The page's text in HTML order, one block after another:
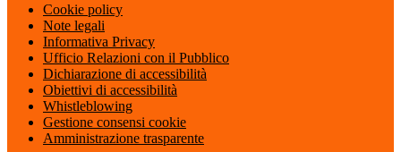
Cookie policy
Note legali
Informativa Privacy
Ufficio Relazioni con il Pubblico
Dichiarazione di accessibilità
Obiettivi di accessibilità
Whistleblowing
Gestione consensi cookie
Amministrazione trasparente